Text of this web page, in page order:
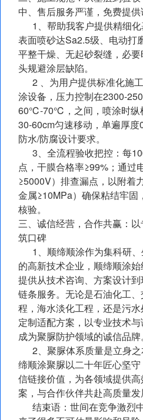
中、售后服务严谨，免费提
1、帮助我客户提供精细化
表面喷砂达Sa2.5级、电动打
平整干燥、无起砂裂缝，必
头规避涂层缺陷。
2 、为用户提供标准化施
涂设备，压力控制在2300-
60℃-70℃，之间，喷涂时纵
30-60cm匀速移动，单遍厚
防水/防腐设计要求。
3、全流程验收把控：每
点，干膜合格率≥99%；通过
≥5000V）排查漏点，以附着
金属≥10MPa）确保粘结牢固
核验。
三、诚信经营，合作共赢：
筑口碑
1、顺缔顺涂作为集科研、
的高新技术企业，顺缔顺涂始
提供从技术咨询、方案设计
链条服务。无论是石油化工
程，海水淡化工程，还是污
定制适配方案，以专业技术
成为聚脲防护领域的诚信品牌。
2、聚脲体系质量是立身之
缔顺涂聚脲以二十年匠心坚
信链接价值，为各领域提供
案，与合作伙伴共赴高质量发
结束语：世间在竞争激烈